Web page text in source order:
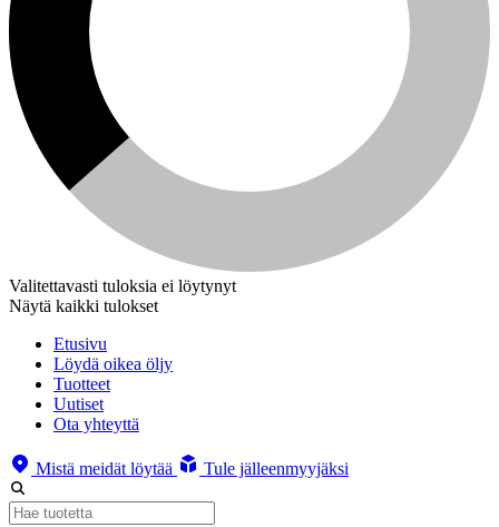
Valitettavasti tuloksia ei löytynyt
Näytä kaikki tulokset
Etusivu
Löydä oikea öljy
Tuotteet
Uutiset
Ota yhteyttä
Mistä meidät löytää Tule jälleenmyyjäksi